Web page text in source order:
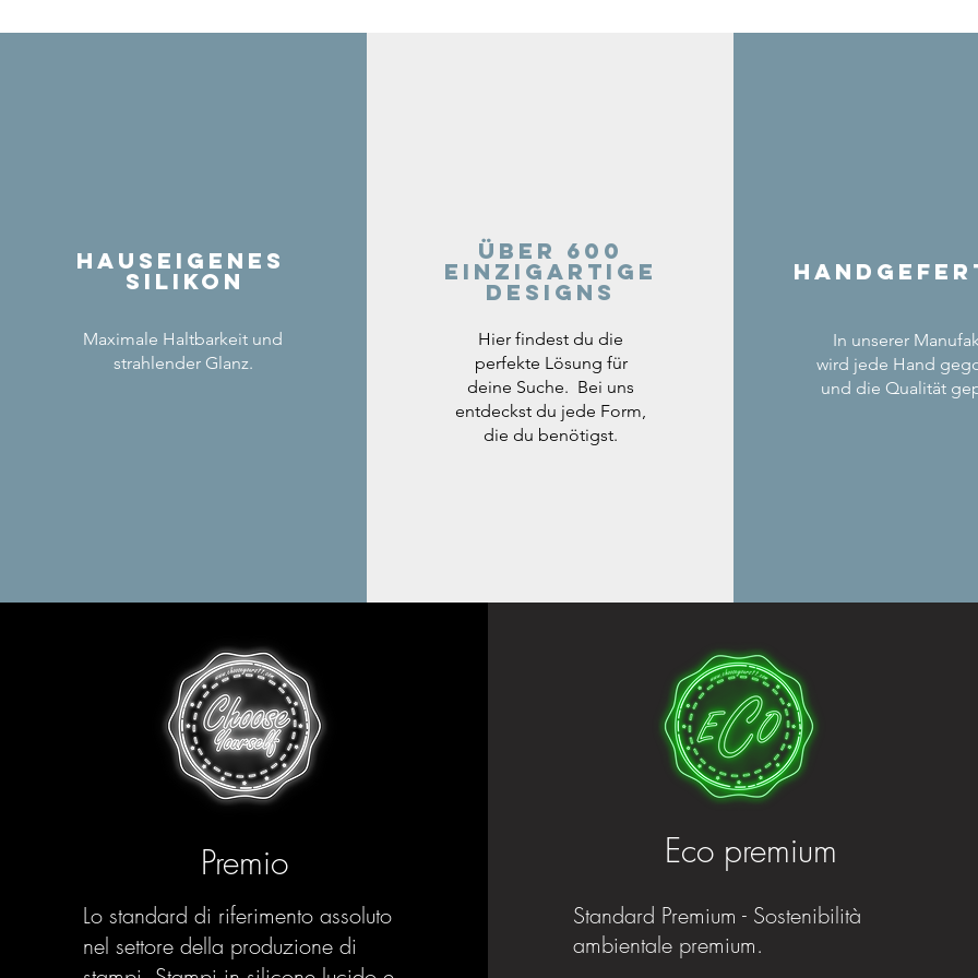
Hauseigenes
Silikon
Maximale Haltbarkeit und
strahlender Glanz.
Über 600
einzigartige
Designs
Hier findest du die
perfekte Lösung für
deine Suche. Bei uns
entdeckst du jede Form,
die du benötigst.
In unserer
wird jede Hand
und die Qualität
Premio
Lo standard di riferimento assoluto
nel settore della produzione di
Eco premium
Standard Premium - Sostenibilità
ambientale premium.